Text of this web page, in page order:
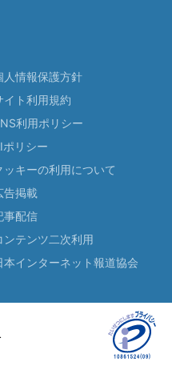
人情報保護方針
イト利用規約
利用ポリシー
ポリシー
ッキーの利用について
告掲載
事配信
ンテンツ二次利用
本インターネット報道協会